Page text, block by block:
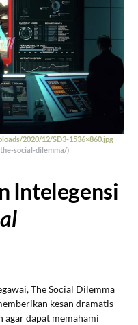
2020/12/SD3-1536×860.jpg
social-dilemma/)
Intelegensi
The Social Dilemma
kesan dramatis
agar dapat memahami